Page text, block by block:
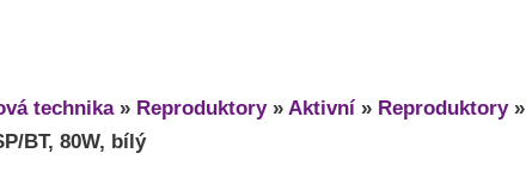
technika» Reproduktory» Aktivní » Reproduktory»
BT, 80W, bílý